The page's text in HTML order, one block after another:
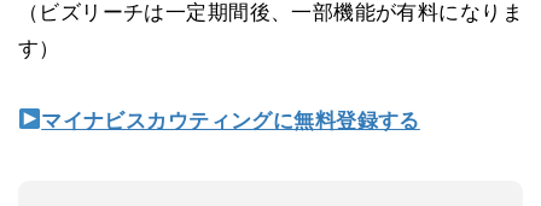
（ビズリーチは一定期間後、一部機能が有料になりま
す）
マイナビスカウティングに無料登録する